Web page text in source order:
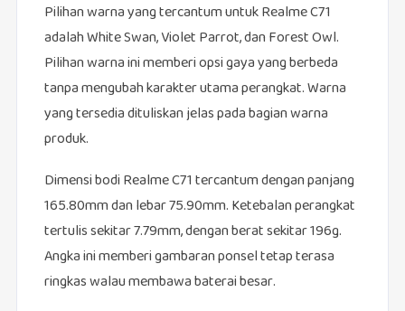
Pilihan warna yang tercantum untuk Realme C71
adalah White Swan, Violet Parrot, dan Forest Owl.
Pilihan warna ini memberi opsi gaya yang berbeda
tanpa mengubah karakter utama perangkat. Warna
yang tersedia dituliskan jelas pada bagian warna
produk.
Dimensi bodi Realme C71 tercantum dengan panjang
165.80mm dan lebar 75.90mm. Ketebalan perangkat
tertulis sekitar 7.79mm, dengan berat sekitar 196g.
Angka ini memberi gambaran ponsel tetap terasa
ringkas walau membawa baterai besar.